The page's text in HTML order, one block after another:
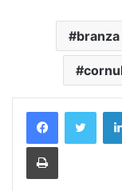
branza